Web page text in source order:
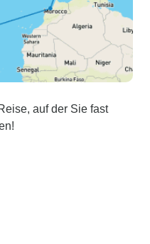
auf der Sie fast